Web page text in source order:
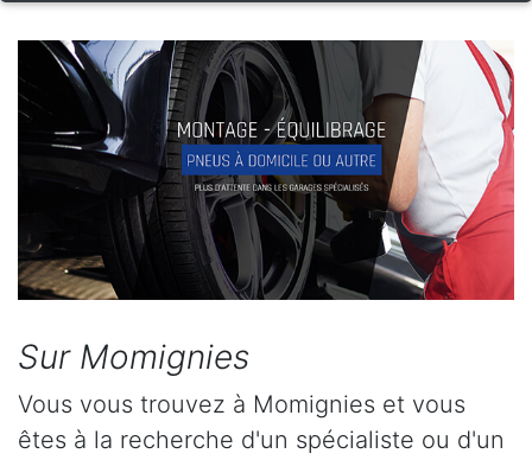
Sur Momignies
Vous vous trouvez à Momignies et vous
êtes à la recherche d'un spécialiste ou d'un